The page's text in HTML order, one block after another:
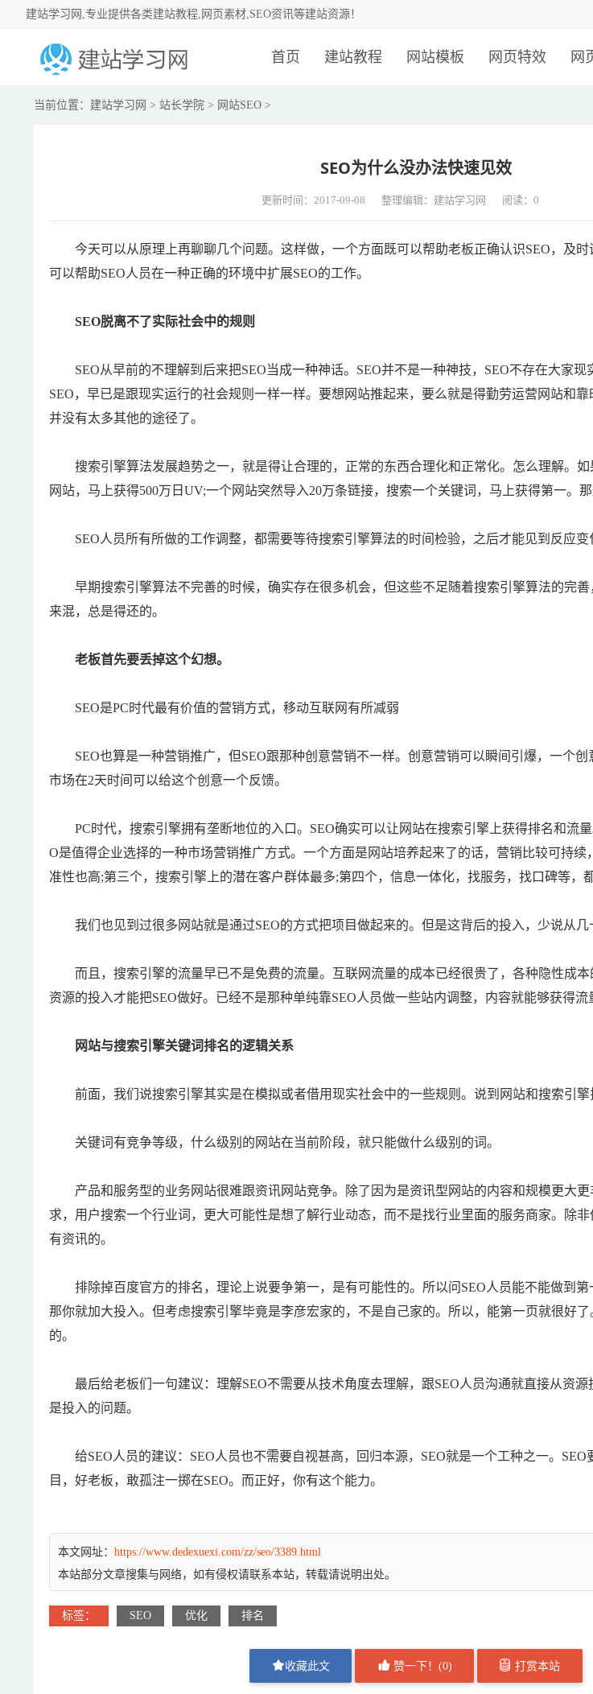
建站学习网,专业提供各类建站教程,网页素材,SEO资讯等建站资源！
首页 建站教程 网站模板 网页特效 网
当前位置： 建站学习网 > 站长学院 > 网站SEO >
SEO为什么没办法快速见效
更新时间：2017-09-08 整理编辑：建站学习网 阅读： 0
今天可以从原理上再聊聊几个问题。这样做，一个方面既可以帮助老板正确认识SEO，及时
可以帮助SEO人员在一种正确的环境中扩展SEO的工作。
SEO脱离不了实际社会中的规则
SEO从早前的不理解到后来把SEO当成一种神话。SEO并不是一种神技，SEO不存在大家现
SEO，早已是跟现实运行的社会规则一样一样。要想网站推起来，要么就是得勤劳运营网站和靠
并没有太多其他的途径了。
搜索引擎算法发展趋势之一，就是得让合理的，正常的东西合理化和正常化。怎么理解。如
网站，马上获得500万日UV;一个网站突然导入20万条链接，搜索一个关键词，马上获得第一。
SEO人员所有所做的工作调整，都需要等待搜索引擎算法的时间检验，之后才能见到反应变
早期搜索引擎算法不完善的时候，确实存在很多机会，但这些不足随着搜索引擎算法的完善
来混，总是得还的。
老板首先要丢掉这个幻想。
SEO是PC时代最有价值的营销方式，移动互联网有所减弱
SEO也算是一种营销推广，但SEO跟那种创意营销不一样。创意营销可以瞬间引爆，一个创
市场在2天时间可以给这个创意一个反馈。
PC时代，搜索引擎拥有垄断地位的入口。SEO确实可以让网站在搜索引擎上获得排名和流量
O是值得企业选择的一种市场营销推广方式。一个方面是网站培养起来了的话，营销比较可持
准性也高;第三个，搜索引擎上的潜在客户群体最多;第四个，信息一体化，找服务，找口碑等，
我们也见到过很多网站就是通过SEO的方式把项目做起来的。但是这背后的投入，少说从几
而且，搜索引擎的流量早已不是免费的流量。互联网流量的成本已经很贵了，各种隐性成本
资源的投入才能把SEO做好。已经不是那种单纯靠SEO人员做一些站内调整，内容就能够获得流
网站与搜索引擎关键词排名的逻辑关系
前面，我们说搜索引擎其实是在模拟或者借用现实社会中的一些规则。说到网站和搜索引擎
关键词有竞争等级，什么级别的网站在当前阶段，就只能做什么级别的词。
产品和服务型的业务网站很难跟资讯网站竞争。除了因为是资讯型网站的内容和规模更大更
求，用户搜索一个行业词，更大可能性是想了解行业动态，而不是找行业里面的服务商家。除
有资讯的。
排除掉百度官方的排名，理论上说要争第一，是有可能性的。所以问SEO人员能不能做到第
那你就加大投入。但考虑搜索引擎毕竟是李彦宏家的，不是自己家的。所以，能第一页就很好
的。
最后给老板们一句建议：理解SEO不需要从技术角度去理解，跟SEO人员沟通就直接从资源
是投入的问题。
给SEO人员的建议：SEO人员也不需要自视甚高，回归本源，SEO就是一个工种之一。SEO
目，好老板，敢孤注一掷在SEO。而正好，你有这个能力。
本文网址： https://www.dedexuexi.com/zz/seo/3389.html
本站部分文章搜集与网络，如有侵权请联系本站，转载请说明出处。
标签： SEO 优化 排名
收藏此文 赞一下！(0) 打赏本站